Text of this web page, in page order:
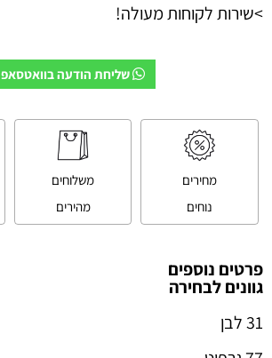
>שירות לקוחות מעולה!
שליחת הודעה בוואטסאפ
מחירים
נוחים
משלוחים
מהירים
פרטים נוספים
גוונים לבחירה
31 לבן